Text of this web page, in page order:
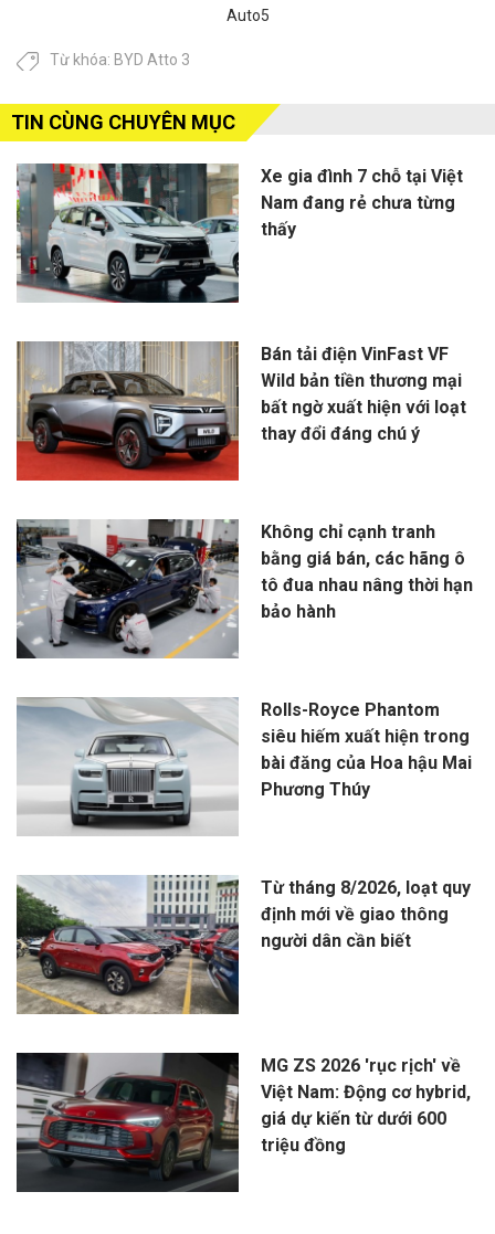
Auto5
Từ khóa: BYD Atto 3
TIN CÙNG CHUYÊN MỤC
Xe gia đình 7 chỗ tại Việt
Nam đang rẻ chưa từng
thấy
Bán tải điện VinFast VF
Wild bản tiền thương mại
bất ngờ xuất hiện với loạt
thay đổi đáng chú ý
Không chỉ cạnh tranh
bằng giá bán, các hãng ô
tô đua nhau nâng thời hạn
bảo hành
Rolls-Royce Phantom
siêu hiếm xuất hiện trong
bài đăng của Hoa hậu Mai
Phương Thúy
Từ tháng 8/2026, loạt quy
định mới về giao thông
người dân cần biết
MG ZS 2026 'rục rịch' về
Việt Nam: Động cơ hybrid,
giá dự kiến từ dưới 600
triệu đồng